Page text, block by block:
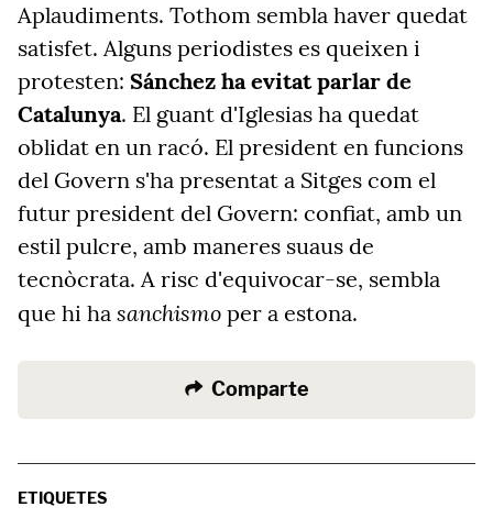
Aplaudiments. Tothom sembla haver quedat
satisfet. Alguns periodistes es queixen i
protesten: Sánchez ha evitat parlar de
Catalunya. El guant d'Iglesias ha quedat
oblidat en un racó. El president en funcions
del Govern s'ha presentat a Sitges com el
futur president del Govern: confiat, amb un
estil pulcre, amb maneres suaus de
tecnòcrata. A risc d'equivocar-se, sembla
que hi ha sanchismo per a estona.
Comparte
ETIQUETES